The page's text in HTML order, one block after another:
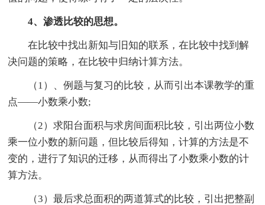
4、渗透比较的思想。
在比较中找出新知与旧知的联系，在比较中找到解
决问题的策略，在比较中归纳计算方法。
（1）、例题与复习的比较，从而引出本课教学的重
点——小数乘小数;
（2）求阳台面积与求房间面积比较，引出两位小数
乘一位小数的新问题，但比较后得知，计算的方法是不
变的，进行了知识的迁移，从而得出了小数乘小数的计
算方法。
（3）最后求总面积的两道算式的比较，引出把整副